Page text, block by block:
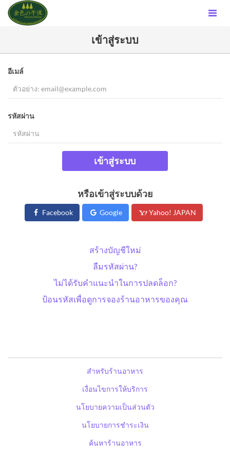
เข้าสู่ระบบ
อีเมล์
รหัสผ่าน
เข้าสู่ระบบ
หรือเข้าสู่ระบบด้วย
Facebook Google Yahoo! JAPAN
สร้างบัญชีใหม่
ลืมรหัสผ่าน?
ไม่ได้รับคำแนะนำในการปลดล็อก?
ป้อนรหัสเพื่อดูการจองร้านอาหารของคุณ
สำหรับร้านอาหาร
เงื่อนไขการให้บริการ
นโยบายความเป็นส่วนตัว
นโยบายการชำระเงิน
ค้นหาร้านอาหาร